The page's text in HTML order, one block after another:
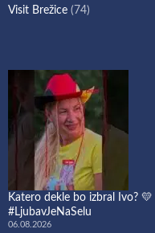
Visit Brežice (74)
Katero dekle bo izbral Ivo?
#LjubavJeNaSelu
06.08.2026